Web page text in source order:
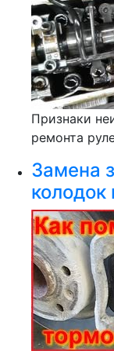
Признаки
ремонта
Замена
колодок